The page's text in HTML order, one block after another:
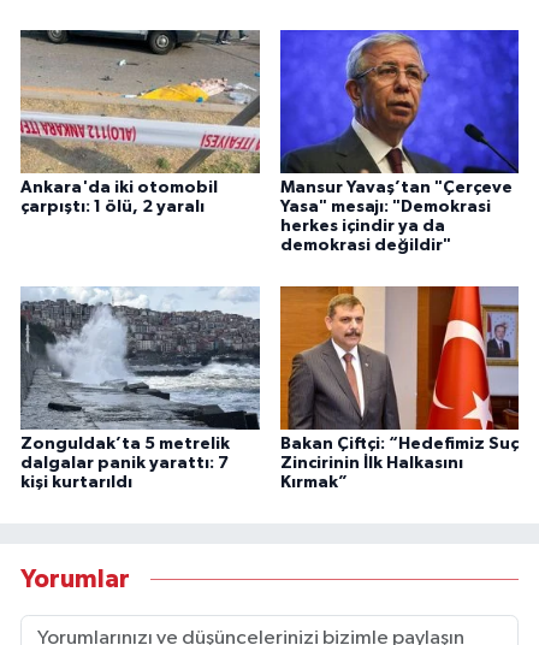
Ankara'da iki otomobil
çarpıştı: 1 ölü, 2 yaralı
Mansur Yavaş’tan "Çerçeve
Yasa" mesajı: "Demokrasi
herkes içindir ya da
demokrasi değildir"
Zonguldak’ta 5 metrelik
dalgalar panik yarattı: 7
kişi kurtarıldı
Bakan Çiftçi: “Hedefimiz Suç
Zincirinin İlk Halkasını
Kırmak”
Yorumlar